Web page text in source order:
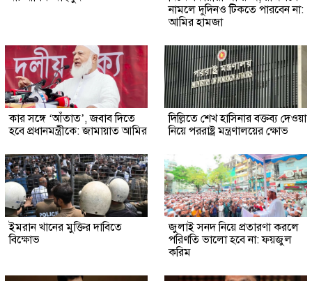
নামলে দুদিনও টিকতে পারবেন না:
আমির হামজা
কার সঙ্গে ‘আঁতাত’, জবাব দিতে
হবে প্রধানমন্ত্রীকে: জামায়াত আমির
দিল্লিতে শেখ হাসিনার বক্তব্য দেওয়া
নিয়ে পররাষ্ট্র মন্ত্রণালয়ের ক্ষোভ
ইমরান খানের মুক্তির দাবিতে
বিক্ষোভ
জুলাই সনদ নিয়ে প্রতারণা করলে
পরিণতি ভালো হবে না: ফয়জুল
করিম